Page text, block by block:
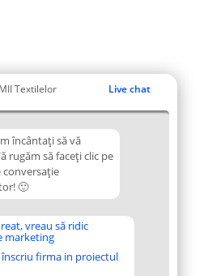
Textilelor Live chat
încântați să vă
rugăm să faceți clic pe
conversație
🙂
vreau să ridic
marketing
înscriu firma in proiectul